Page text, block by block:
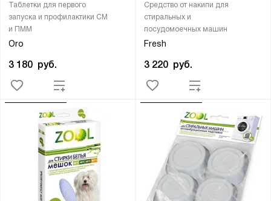
Таблетки для первого
запуска и профилактики СМ
и ПММ
Oro
3 180 руб.
Средство от накипи для
стиральных и
посудомоечных машин
Fresh
3 220 руб.